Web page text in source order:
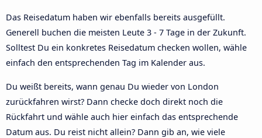
Das Reisedatum haben wir ebenfalls bereits ausgefüllt.
Generell buchen die meisten Leute 3 - 7 Tage in der Zukunft.
Solltest Du ein konkretes Reisedatum checken wollen, wähle
einfach den entsprechenden Tag im Kalender aus.
Du weißt bereits, wann genau Du wieder von London
zurückfahren wirst? Dann checke doch direkt noch die
Rückfahrt und wähle auch hier einfach das entsprechende
Datum aus. Du reist nicht allein? Dann gib an, wie viele